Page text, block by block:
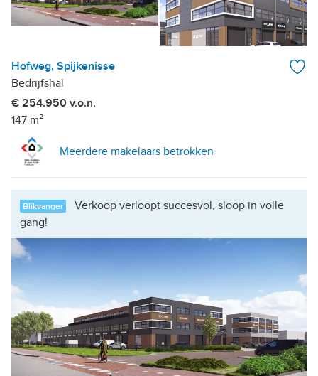
Hofweg, Spijkenisse
Bedrijfshal
€ 254.950 v.o.n.
147 m²
Meerdere makelaars betrokken
Blikvanger
Verkoop verloopt succesvol, sloop in volle
gang!